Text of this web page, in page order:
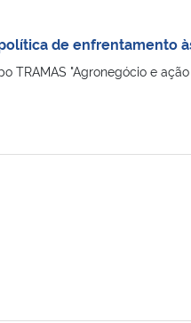
de enfrentamento
TRAMAS "Agronegócio e